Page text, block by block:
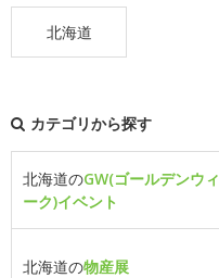
北海道
カテゴリから探す
北海道のGW(ゴールデンウィ
ーク)イベント
北海道の物産展